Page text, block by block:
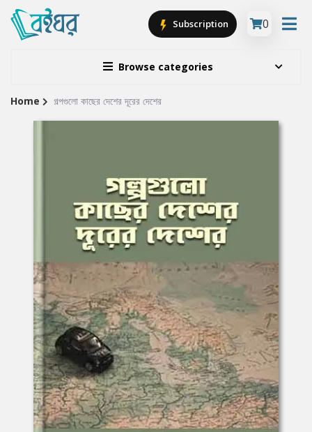
Browse categories
Subscription 0
Site
Home গল্পগুলাে কাছের দেশের দূরের দেশের